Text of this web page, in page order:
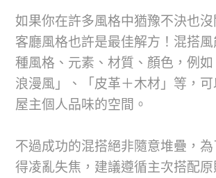
如果你在許多風格中猶豫不決也
客廳風格也許是最佳解方！混搭
種風格、元素、材質、顏色，例
浪漫風」、「皮革＋木材」等，
屋主個人品味的空間。
不過成功的混搭絕非隨意堆疊，
得凌亂失焦，建議遵循主次搭配